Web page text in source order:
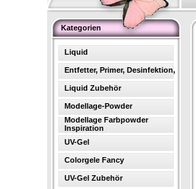
Kategorien
Liquid
Entfetter, Primer, Desinfektion,
Liquid Zubehör
Modellage-Powder
Modellage Farbpowder
Inspiration
UV-Gel
Colorgele Fancy
UV-Gel Zubehör